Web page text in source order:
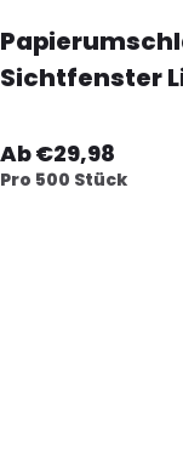
Sichtfenster
Ab €29,98
Pro 500 Stück